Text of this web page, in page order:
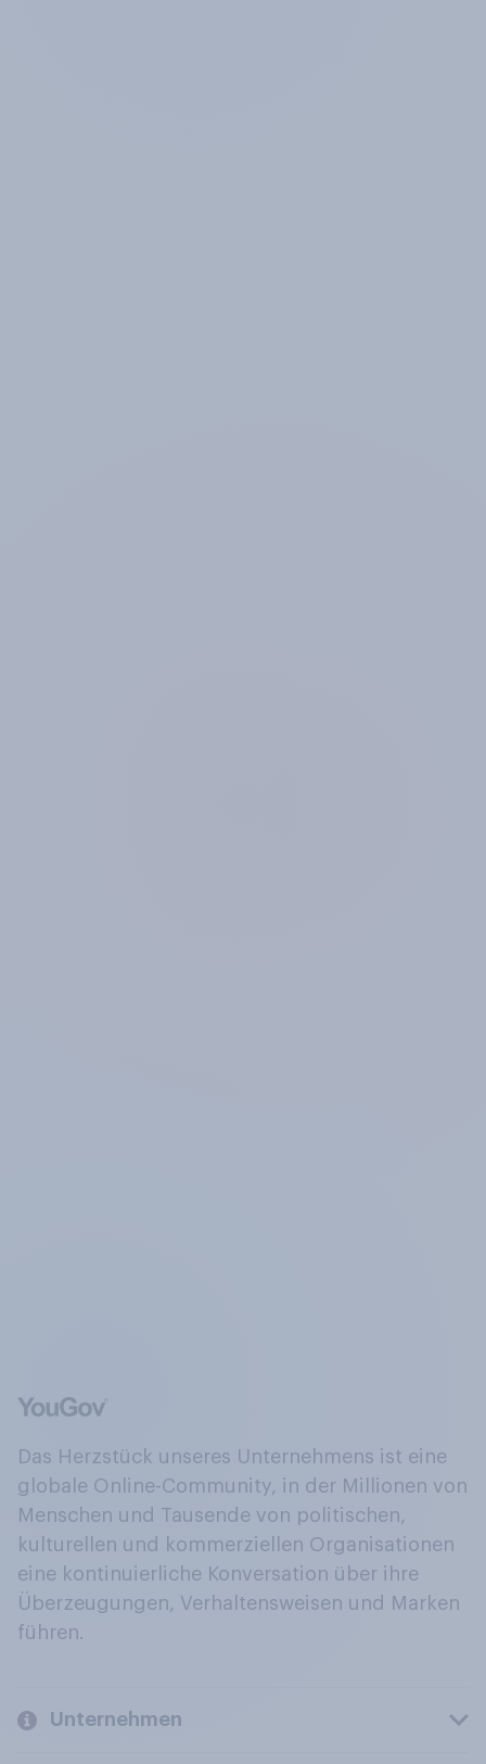
Das Herzstück unseres Unternehmens ist eine
globale Online-Community, in der Millionen von
Menschen und Tausende von politischen,
kulturellen und kommerziellen Organisationen
eine kontinuierliche Konversation über ihre
Überzeugungen, Verhaltensweisen und Marken
führen.
Unternehmen